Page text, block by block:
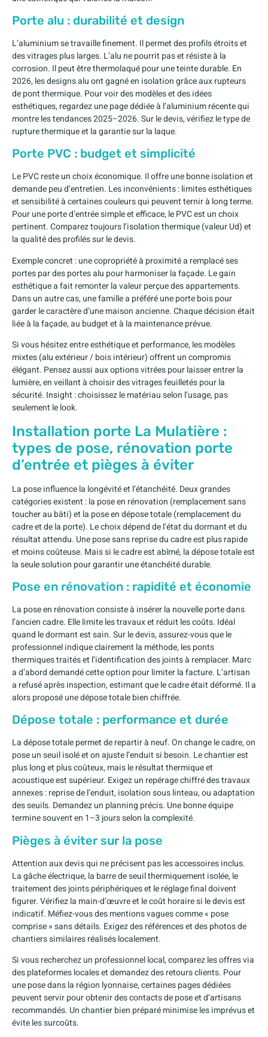
Porte alu : durabilité et design
L’aluminium se travaille finement. Il permet des profils étroits et
des vitrages plus larges. L’alu ne pourrit pas et résiste à la
corrosion. Il peut être thermolaqué pour une teinte durable. En
2026, les designs alu ont gagné en isolation grâce aux rupteurs
de pont thermique. Pour voir des modèles et des idées
esthétiques, regardez une page dédiée à l’aluminium récente qui
montre les tendances 2025–2026. Sur le devis, vérifiez le type de
rupture thermique et la garantie sur la laque.
Porte PVC : budget et simplicité
Le PVC reste un choix économique. Il offre une bonne isolation et
demande peu d’entretien. Les inconvénients : limites esthétiques
et sensibilité à certaines couleurs qui peuvent ternir à long terme.
Pour une porte d’entrée simple et efficace, le PVC est un choix
pertinent. Comparez toujours l’isolation thermique (valeur Ud) et
la qualité des profilés sur le devis.
Exemple concret : une copropriété à proximité a remplacé ses
portes par des portes alu pour harmoniser la façade. Le gain
esthétique a fait remonter la valeur perçue des appartements.
Dans un autre cas, une famille a préféré une porte bois pour
garder le caractère d’une maison ancienne. Chaque décision était
liée à la façade, au budget et à la maintenance prévue.
Si vous hésitez entre esthétique et performance, les modèles
mixtes (alu extérieur / bois intérieur) offrent un compromis
élégant. Pensez aussi aux options vitrées pour laisser entrer la
lumière, en veillant à choisir des vitrages feuilletés pour la
sécurité. Insight : choisissez le matériau selon l’usage, pas
seulement le look.
Installation porte La Mulatière :
types de pose, rénovation porte
d’entrée et pièges à éviter
La pose influence la longévité et l’étanchéité. Deux grandes
catégories existent : la pose en rénovation (remplacement sans
toucher au bâti) et la pose en dépose totale (remplacement du
cadre et de la porte). Le choix dépend de l’état du dormant et du
résultat attendu. Une pose sans reprise du cadre est plus rapide
et moins coûteuse. Mais si le cadre est abîmé, la dépose totale est
la seule solution pour garantir une étanchéité durable.
Pose en rénovation : rapidité et économie
La pose en rénovation consiste à insérer la nouvelle porte dans
l’ancien cadre. Elle limite les travaux et réduit les coûts. Idéal
quand le dormant est sain. Sur le devis, assurez-vous que le
professionnel indique clairement la méthode, les ponts
thermiques traités et l’identification des joints à remplacer. Marc
a d’abord demandé cette option pour limiter la facture. L’artisan
a refusé après inspection, estimant que le cadre était déformé. Il a
alors proposé une dépose totale bien chiffrée.
Dépose totale : performance et durée
La dépose totale permet de repartir à neuf. On change le cadre, on
pose un seuil isolé et on ajuste l’enduit si besoin. Le chantier est
plus long et plus coûteux, mais le résultat thermique et
acoustique est supérieur. Exigez un repérage chiffré des travaux
annexes : reprise de l’enduit, isolation sous linteau, ou adaptation
des seuils. Demandez un planning précis. Une bonne équipe
termine souvent en 1–3 jours selon la complexité.
Pièges à éviter sur la pose
Attention aux devis qui ne précisent pas les accessoires inclus.
La gâche électrique, la barre de seuil thermiquement isolée, le
traitement des joints périphériques et le réglage final doivent
figurer. Vérifiez la main-d’œuvre et le coût horaire si le devis est
indicatif. Méfiez-vous des mentions vagues comme « pose
comprise » sans détails. Exigez des références et des photos de
chantiers similaires réalisés localement.
Si vous recherchez un professionnel local, comparez les offres via
des plateformes locales et demandez des retours clients. Pour
une pose dans la région lyonnaise, certaines pages dédiées
peuvent servir pour obtenir des contacts de pose et d’artisans
recommandés. Un chantier bien préparé minimise les imprévus et
évite les surcoûts.